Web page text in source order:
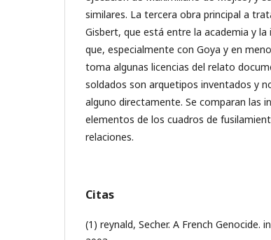
similares. La tercera obra principal a
Gisbert, que está entre la academia y la
que, especialmente con Goya y en
toma algunas licencias del relato
soldados son arquetipos inventados y
alguno directamente. Se comparan las
elementos de los cuadros de
relaciones.
Citas
(1) reynald, Secher. A French Genocide.